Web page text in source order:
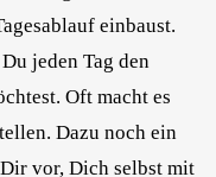
einbaust.
jeden Tag den
Oft macht es
Dazu noch ein
vor, Dich selbst mit